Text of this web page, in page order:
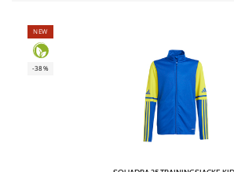
NEW
-38%